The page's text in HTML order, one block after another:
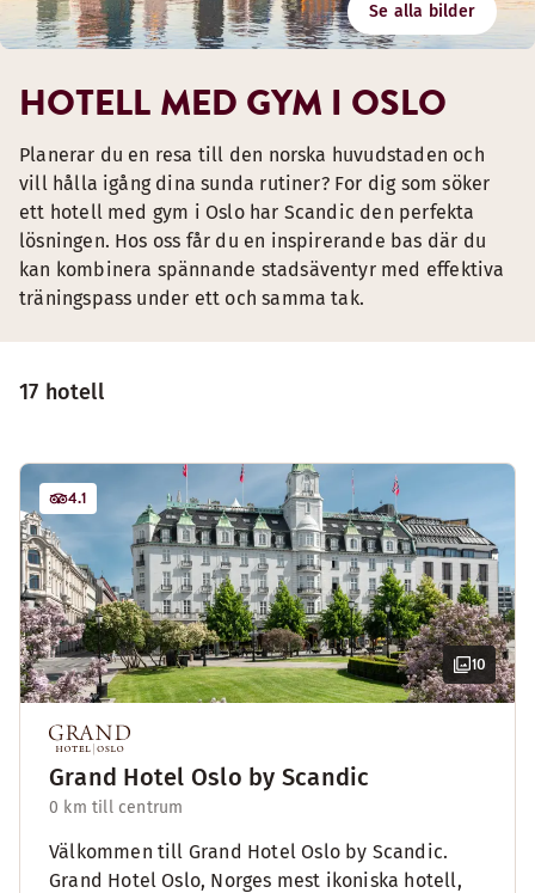
Se alla bilder
17 hotell
10
4.1
Grand Hotel Oslo by Scandic
0 km till centrum
Välkommen till Grand Hotel Oslo by Scandic.
Grand Hotel Oslo, Norges mest ikoniska hotell,
HOTELL MED GYM I OSLO
Planerar du en resa till den norska huvudstaden och
vill hålla igång dina sunda rutiner? For dig som söker
ett hotell med gym i Oslo har Scandic den perfekta
lösningen. Hos oss får du en inspirerande bas där du
kan kombinera spännande stadsäventyr med effektiva
träningspass under ett och samma tak.